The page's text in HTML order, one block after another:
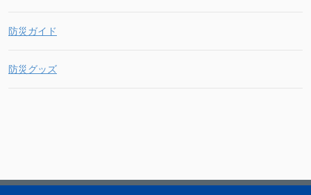
防災ガイド
防災グッズ